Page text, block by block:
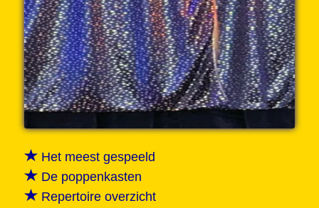
Het meest gespeeld
De poppenkasten
Repertoire overzicht